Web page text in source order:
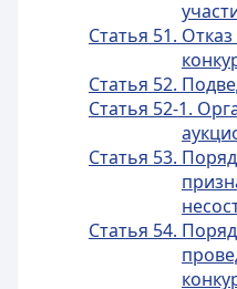
Статья 51.
Статья 52.
Статья 52-1.
Статья 53.
Статья 54.